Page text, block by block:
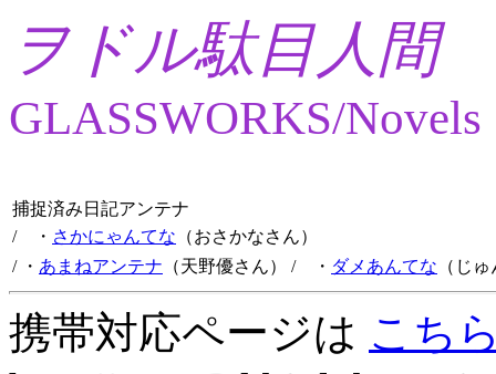
ヲドル駄目人間
GLASSWORKS/Novels
捕捉済み日記アンテナ
/ ・ さかにゃんてな （おさかなさん）
/ ・ あまねアンテナ （天野優さん） / ・ ダメあんてな （じ
携帯対応ページは こち